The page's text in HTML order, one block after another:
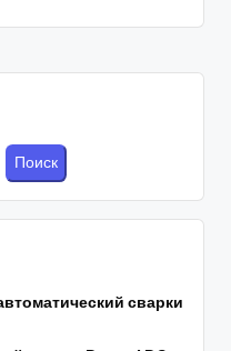
Поиск
сварки